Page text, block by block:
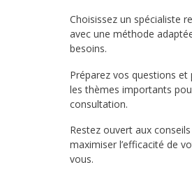
Choisissez un spécialiste
avec une méthode
besoins.
Préparez vos questions et
les thèmes importants
consultation.
Restez ouvert aux
maximiser l’efficacité de
vous.